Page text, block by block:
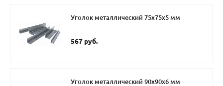
Уголок металлический 75х75х5 мм
567 руб.
Уголок металлический 90х90х6 мм